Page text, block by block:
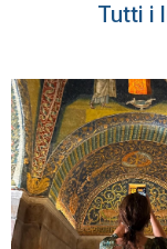
Tutti i